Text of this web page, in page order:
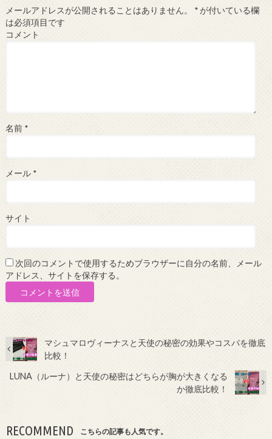
メールアドレスが公開されることはありません。 *が付いている欄
は必須項目です
コメント
名前 *
メール *
サイト
次回のコメントで使用するためブラウザーに自分の名前、メール
アドレス、サイトを保存する。
マシュマロヴィーナスと天使の秘密の効果やコスパを徹底
比較！
LUNA（ルーナ）と天使の秘密はどちらが胸が大きくなる
か徹底比較！
RECOMMEND こちらの記事も人気です。